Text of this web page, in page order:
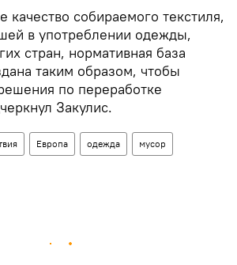
качество собираемого текстиля,
в употреблении одежды,
стран, нормативная база
таким образом, чтобы
по переработке
Закулис.
Европа одежда мусор